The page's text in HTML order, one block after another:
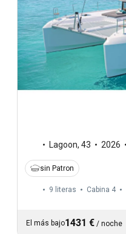
Lagoon, 43 2026
sin Patron
9 literas Cabina 4
El más bajo1431 € / noche